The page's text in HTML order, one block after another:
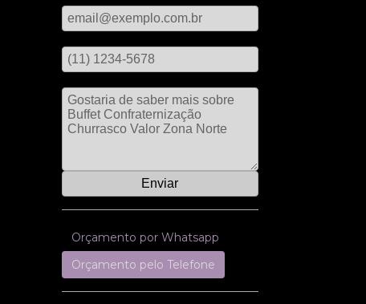
Orçamento por Whatsapp
Orçamento pelo Telefone